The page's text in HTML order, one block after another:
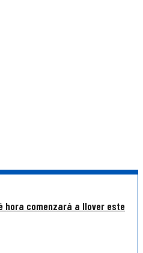
hora comenzará a llover este